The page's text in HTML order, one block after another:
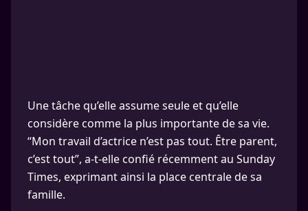
Une tâche qu’elle assume seule et qu’elle
considère comme la plus importante de sa vie.
“Mon travail d’actrice n’est pas tout. Être parent,
c’est tout”, a-t-elle confié récemment au Sunday
Times, exprimant ainsi la place centrale de sa
famille.